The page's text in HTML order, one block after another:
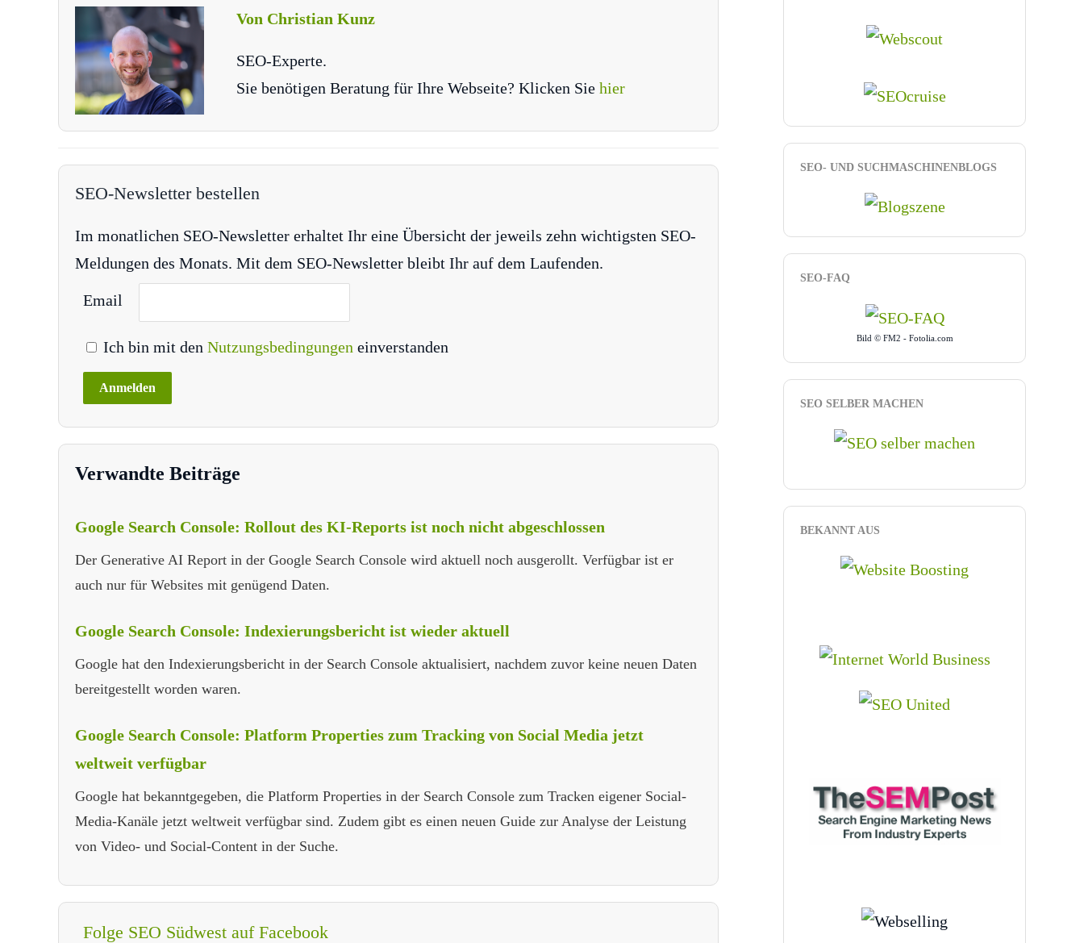
Von Christian Kunz
SEO-Experte.
Sie benötigen Beratung für Ihre Webseite? Klicken Sie hier
SEO-Newsletter bestellen
Im monatlichen SEO-Newsletter erhaltet Ihr eine Übersicht der jeweils zehn wichtigsten SEO-
Meldungen des Monats. Mit dem SEO-Newsletter bleibt Ihr auf dem Laufenden.
Email
Ich bin mit den Nutzungsbedingungen einverstanden
Verwandte Beiträge
Google Search Console: Rollout des KI-Reports ist noch nicht abgeschlossen
Der Generative AI Report in der Google Search Console wird aktuell noch ausgerollt. Verfügbar ist er
auch nur für Websites mit genügend Daten.
Google Search Console: Indexierungsbericht ist wieder aktuell
Google hat den Indexierungsbericht in der Search Console aktualisiert, nachdem zuvor keine neuen Daten
bereitgestellt worden waren.
Google Search Console: Platform Properties zum Tracking von Social Media jetzt
weltweit verfügbar
Google hat bekanntgegeben, die Platform Properties in der Search Console zum Tracken eigener Social-
Media-Kanäle jetzt weltweit verfügbar sind. Zudem gibt es einen neuen Guide zur Analyse der Leistung
von Video- und Social-Content in der Suche.
Folge SEO Südwest auf Facebook
SEO- UND SUCHMASCHINENBLOGS
SEO-FAQ
Bild © FM2 - Fotolia.com
SEO SELBER MACHEN
BEKANNT AUS